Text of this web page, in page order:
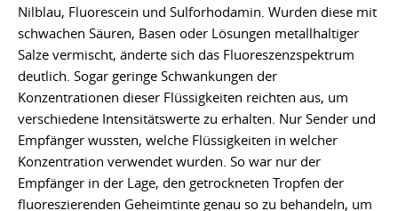
Nilblau, Fluorescein und Sulforhodamin. Wurden diese mit
schwachen Säuren, Basen oder Lösungen metallhaltiger
Salze vermischt, änderte sich das Fluoreszenzspektrum
deutlich. Sogar geringe Schwankungen der
Konzentrationen dieser Flüssigkeiten reichten aus, um
verschiedene Intensitätswerte zu erhalten. Nur Sender und
Empfänger wussten, welche Flüssigkeiten in welcher
Konzentration verwendet wurden. So war nur der
Empfänger in der Lage, den getrockneten Tropfen der
fluoreszierenden Geheimtinte genau so zu behandeln, um